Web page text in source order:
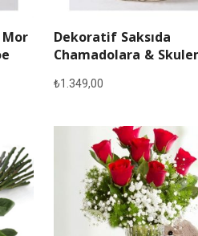
Dekoratif Saksıda
Chamadolara &
₺1.349,00